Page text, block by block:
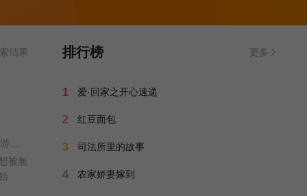
结果
被無
排行榜 更多
1 爱·回家之开心速递
2 红豆面包
3 司法所里的故事
4 农家娇妻嫁到